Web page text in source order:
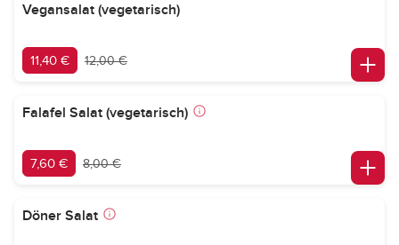
Vegansalat (vegetarisch)
11,40 € 12,00 €
Falafel Salat (vegetarisch)
7,60 € 8,00 €
Döner Salat